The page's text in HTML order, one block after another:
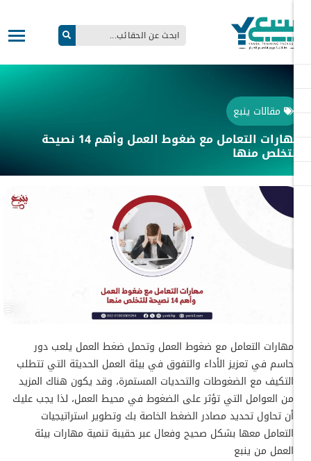
مقالات ينبع
مهارات التعامل مع ضغوط العمل وأهم 14 نصيحة
منها
مهارات التعامل مع ضغوط العمل وتحمل ضغط العمل يلعب دور
حاسم في تعزيز الأداء والتفوق في بيئة العمل الحديثة التي تتطلب
التكيف مع الضغوطات والتحديات المستمرة، وقد يكون هناك المزيد
من العوامل التي تؤثر على الضغوط في محيط العمل، لذا يجب عليك
أن تحاول تحديد مصادر الضغط الخاصة بك وتطوير استراتيجيات
التعامل معها بشكل صحيح وفعال عبر حقيبة تنمية مهارات بيئة
العمل من ينبع